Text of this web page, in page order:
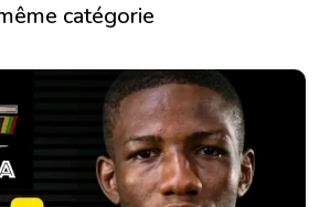
catégorie